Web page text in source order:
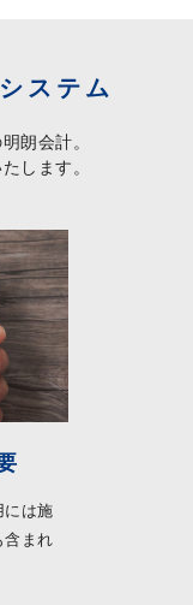
ステム
朗会計。
します。
には施
含まれ